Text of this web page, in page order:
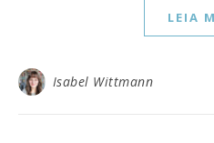
LEIA
Isabel Wittmann